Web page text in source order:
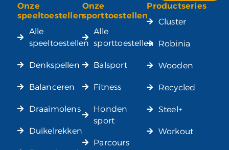
Alternative:
Onze
speeltoestellen
Alle
speeltoestellen
Denkspellen
Balanceren
Draaimolens
Duikelrekken
Onze
sporttoestellen
Alle
sporttoestellen
Balsport
Fitness
Honden
sport
Parcours
Productseries
Cluster
Robinia
Wooden
Recycled
Steel+
Workout